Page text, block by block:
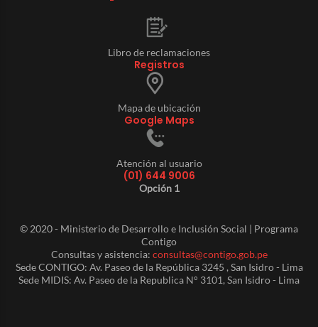
Libro de reclamaciones
Registros
Mapa de ubicación
Google Maps
Atención al usuario
(01) 644 9006
Opción 1
© 2020 - Ministerio de Desarrollo e Inclusión Social | Programa
Contigo
Consultas y asistencia: consultas@contigo.gob.pe
Sede CONTIGO: Av. Paseo de la República 3245 , San Isidro - Lima
Sede MIDIS: Av. Paseo de la Republica N° 3101, San Isidro - Lima